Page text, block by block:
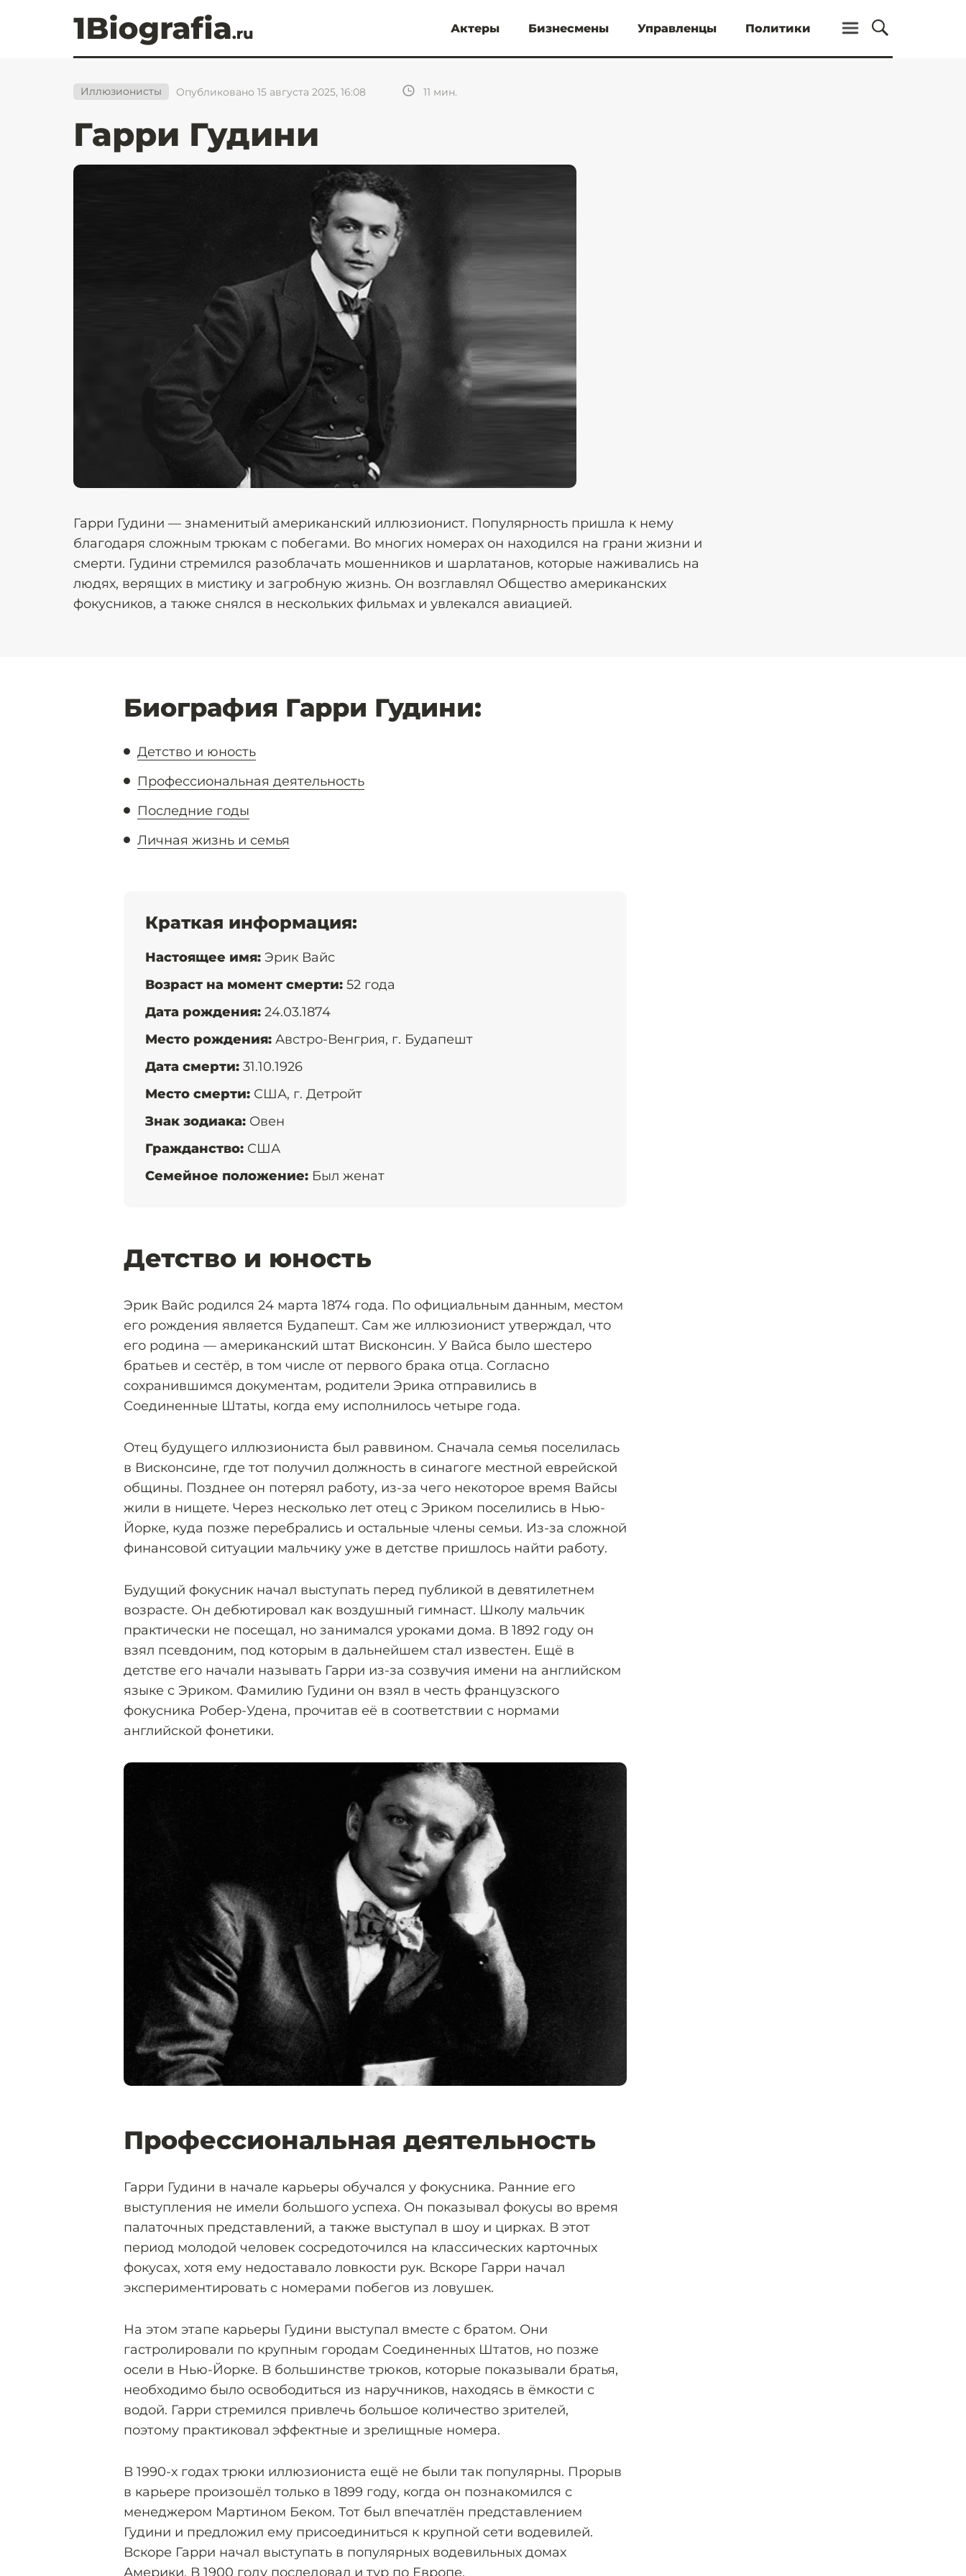
Актеры Бизнесмены Управленцы Политики
Иллюзионисты Опубликовано 15 августа 2025, 16:08 11 мин.
Гарри Гудини
Гарри Гудини — знаменитый американский иллюзионист. Популярность пришла к нему
благодаря сложным трюкам с побегами. Во многих номерах он находился на грани жизни и
смерти. Гудини стремился разоблачать мошенников и шарлатанов, которые наживались на
людях, верящих в мистику и загробную жизнь. Он возглавлял Общество американских
фокусников, а также снялся в нескольких фильмах и увлекался авиацией.
Биография Гарри Гудини:
Детство и юность
Профессиональная деятельность
Последние годы
Личная жизнь и семья
Краткая информация:
Настоящее имя: Эрик Вайс
Возраст на момент смерти: 52 года
Дата рождения: 24.03.1874
Место рождения: Австро-Венгрия, г. Будапешт
Дата cмерти: 31.10.1926
Место смерти: США, г. Детройт
Знак зодиака: Овен
Гражданство: США
Семейное положение: Был женат
Детство и юность
Эрик Вайс родился 24 марта 1874 года. По официальным данным, местом
его рождения является Будапешт. Сам же иллюзионист утверждал, что
его родина — американский штат Висконсин. У Вайса было шестеро
братьев и сестёр, в том числе от первого брака отца. Согласно
сохранившимся документам, родители Эрика отправились в
Соединенные Штаты, когда ему исполнилось четыре года.
Отец будущего иллюзиониста был раввином. Сначала семья поселилась
в Висконсине, где тот получил должность в синагоге местной еврейской
общины. Позднее он потерял работу, из-за чего некоторое время Вайсы
жили в нищете. Через несколько лет отец с Эриком поселились в Нью-
Йорке, куда позже перебрались и остальные члены семьи. Из-за сложной
финансовой ситуации мальчику уже в детстве пришлось найти работу.
Будущий фокусник начал выступать перед публикой в девятилетнем
возрасте. Он дебютировал как воздушный гимнаст. Школу мальчик
практически не посещал, но занимался уроками дома. В 1892 году он
взял псевдоним, под которым в дальнейшем стал известен. Ещё в
детстве его начали называть Гарри из-за созвучия имени на английском
языке с Эриком. Фамилию Гудини он взял в честь французского
фокусника Робер-Удена, прочитав её в соответствии с нормами
английской фонетики.
Профессиональная деятельность
Гарри Гудини в начале карьеры обучался у фокусника. Ранние его
выступления не имели большого успеха. Он показывал фокусы во время
палаточных представлений, а также выступал в шоу и цирках. В этот
период молодой человек сосредоточился на классических карточных
фокусах, хотя ему недоставало ловкости рук. Вскоре Гарри начал
экспериментировать с номерами побегов из ловушек.
На этом этапе карьеры Гудини выступал вместе с братом. Они
гастролировали по крупным городам Соединенных Штатов, но позже
осели в Нью-Йорке. В большинстве трюков, которые показывали братья,
необходимо было освободиться из наручников, находясь в ёмкости с
водой. Гарри стремился привлечь большое количество зрителей,
поэтому практиковал эффектные и зрелищные номера.
В 1990-х годах трюки иллюзиониста ещё не были так популярны. Прорыв
в карьере произошёл только в 1899 году, когда он познакомился с
менеджером Мартином Беком. Тот был впечатлён представлением
Гудини и предложил ему присоединиться к крупной сети водевилей.
Вскоре Гарри начал выступать в популярных водевильных домах
Америки. В 1900 году последовал и тур по Европе.